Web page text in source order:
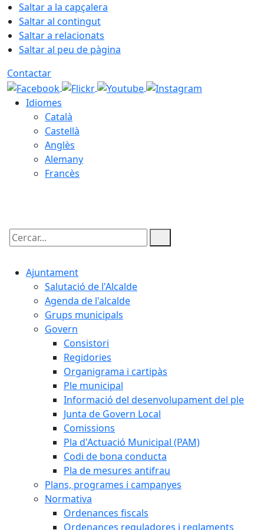
Saltar a la capçalera
Saltar al contingut
Saltar a relacionats
Saltar al peu de pàgina
Contactar
Idiomes
Català
Castellà
Anglès
Alemany
Francès
Cercar:
Ajuntament
Salutació de l'Alcalde
Agenda de l'alcalde
Grups municipals
Govern
Consistori
Regidories
Organigrama i cartipàs
Ple municipal
Informació del desenvolupament del ple
Junta de Govern Local
Comissions
Pla d'Actuació Municipal (PAM)
Codi de bona conducta
Pla de mesures antifrau
Plans, programes i campanyes
Normativa
Ordenances fiscals
Ordenances reguladores i reglaments